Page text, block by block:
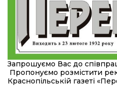
Покинув безпечне
захистити рідну
Балабаєнка (ВІДЕО)
08:46
23 лип
Командир гармати
підрозділ чи
Запрошуємо Вас до
Пропонуємо розмістити
Краснопільській газеті